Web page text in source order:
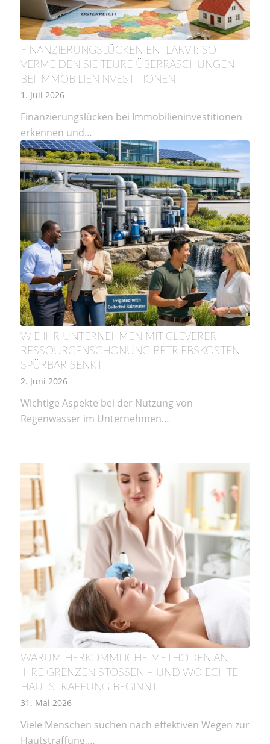
FINANZIERUNGSLÜCKEN ENTLARVT: SO
VERMEIDEN SIE TEURE ÜBERRASCHUNGEN
BEI IMMOBILIENINVESTITIONEN
1. Juli 2026
Finanzierungslücken bei Immobilieninvestitionen
erkennen und…
WIE IHR UNTERNEHMEN MIT CLEVERER
RESSOURCENSCHONUNG BETRIEBSKOSTEN
SPÜRBAR SENKT
2. Juni 2026
Wichtige Aspekte bei der Nutzung von
Regenwasser im Unternehmen…
WARUM HERKÖMMLICHE METHODEN AN
IHRE GRENZEN STOSSEN – UND WO ECHTE H
AUTSTRAFFUNG BEGINNT
31. Mai 2026
Viele Menschen suchen nach effektiven Wegen zur
Hautstraffung,…